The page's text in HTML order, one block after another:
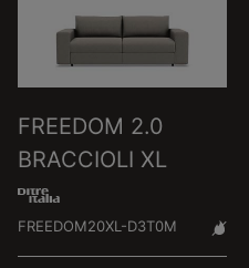
FREEDOM 2.0
BRACCIOLI XL
FREEDOM20XL-D3T0M